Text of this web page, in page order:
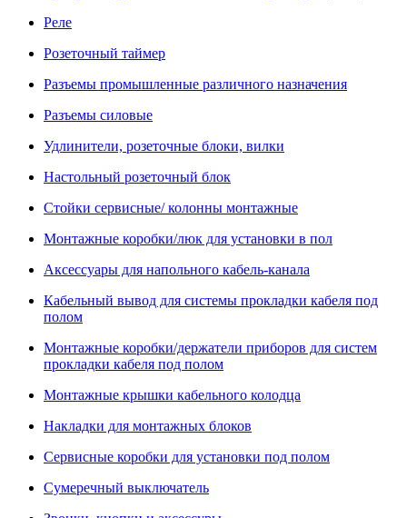
Реле
Розеточный таймер
Разъемы промышленные различного назначения
Разъемы силовые
Удлинители, розеточные блоки, вилки
Настольный розеточный блок
Стойки сервисные/ колонны монтажные
Монтажные коробки/люк для установки в пол
Аксессуары для напольного кабель-канала
Кабельный вывод для системы прокладки кабеля под
полом
Монтажные коробки/держатели приборов для систем
прокладки кабеля под полом
Монтажные крышки кабельного колодца
Накладки для монтажных блоков
Сервисные коробки для установки под полом
Сумеречный выключатель